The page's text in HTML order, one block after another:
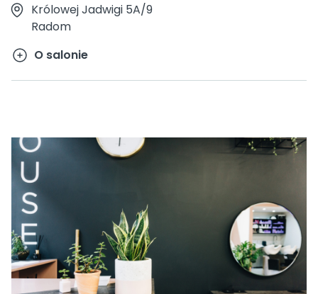
Królowej Jadwigi 5A/9
Radom
O salonie